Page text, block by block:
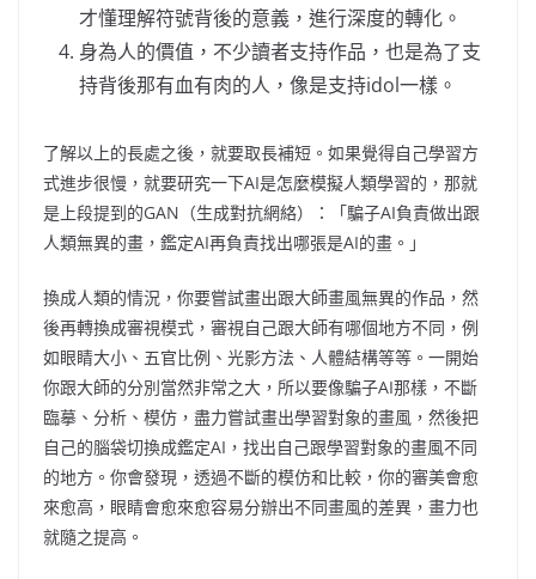
才懂理解符號背後的意義，進行深度的轉化。
身為人的價值，不少讀者支持作品，也是為了支
持背後那有血有肉的人，像是支持idol一樣。
了解以上的長處之後，就要取長補短。如果覺得自己學習方
式進步很慢，就要研究一下AI是怎麼模擬人類學習的，那就
是上段提到的GAN（生成對抗網絡）：「騙子AI負責做出跟
人類無異的畫，鑑定AI再負責找出哪張是AI的畫。」
換成人類的情況，你要嘗試畫出跟大師畫風無異的作品，然
後再轉換成審視模式，審視自己跟大師有哪個地方不同，例
如眼睛大小、五官比例、光影方法、人體結構等等。一開始
你跟大師的分別當然非常之大，所以要像騙子AI那樣，不斷
臨摹、分析、模仿，盡力嘗試畫出學習對象的畫風，然後把
自己的腦袋切換成鑑定AI，找出自己跟學習對象的畫風不同
的地方。你會發現，透過不斷的模仿和比較，你的審美會愈
來愈高，眼睛會愈來愈容易分辦出不同畫風的差異，畫力也
就隨之提高。